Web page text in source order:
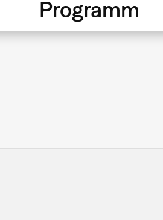
Programm